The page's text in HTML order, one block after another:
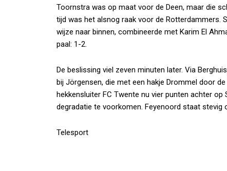
Toornstra was op maat voor de Deen, maar die
tijd was het alsnog raak voor de Rotterdammers.
wijze naar binnen, combineerde met Karim El
paal: 1-2.
De beslissing viel zeven minuten later. Via
bij Jörgensen, die met een hakje Drommel door
hekkensluiter FC Twente nu vier punten achter
degradatie te voorkomen. Feyenoord staat stevig
Telesport